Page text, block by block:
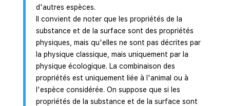
d'autres espèces.
Il convient de noter que les propriétés de la
substance et de la surface sont des propriétés
physiques, mais qu'elles ne sont pas décrites par
la physique classique, mais uniquement par la
physique écologique. La combinaison des
propriétés est uniquement liée à l'animal ou à
l'espèce considérée. On suppose que si les
propriétés de la substance et de la surface sont